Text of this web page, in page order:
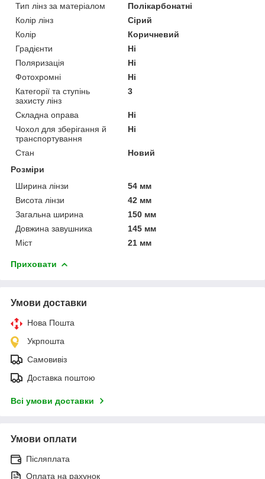
Тип лінз за матеріалом
Полікарбонатні
Колір лінз
Сірий
Колір
Коричневий
Градієнти
Ні
Поляризація
Ні
Фотохромні
Ні
Категорії та ступінь
захисту лінз
3
Складна оправа
Ні
Чохол для зберігання й
транспортування
Ні
Стан
Новий
Розміри
Ширина лінзи
54 мм
Висота лінзи
42 мм
Загальна ширина
150 мм
Довжина завушника
145 мм
Міст
21 мм
Приховати
Умови доставки
Нова Пошта
Укрпошта
Самовивіз
Доставка поштою
Всі умови доставки
Умови оплати
Післяплата
Оплата на рахунок